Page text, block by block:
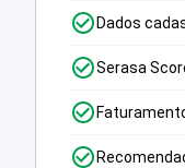
Dados
Serasa